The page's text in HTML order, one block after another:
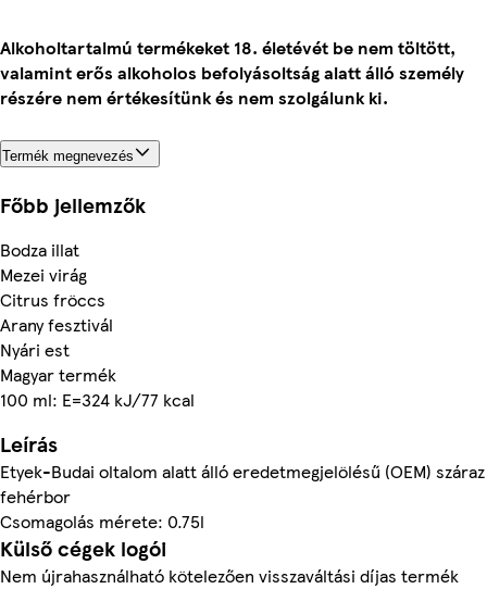
Alkoholtartalmú termékeket 18. életévét be nem töltött,
valamint erős alkoholos befolyásoltság alatt álló személy
részére nem értékesítünk és nem szolgálunk ki.
Termék megnevezés
Főbb jellemzők
Bodza illat
Mezei virág
Citrus fröccs
Arany fesztivál
Nyári est
Magyar termék
100 ml: E=324 kJ/77 kcal
Leírás
Etyek-Budai oltalom alatt álló eredetmegjelölésű (OEM) száraz
fehérbor
Csomagolás mérete: 0.75l
Külső cégek logói
Nem újrahasználható kötelezően visszaváltási díjas termék